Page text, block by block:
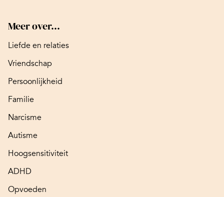
Meer over...
Liefde en relaties
Vriendschap
Persoonlijkheid
Familie
Narcisme
Autisme
Hoogsensitiviteit
ADHD
Opvoeden